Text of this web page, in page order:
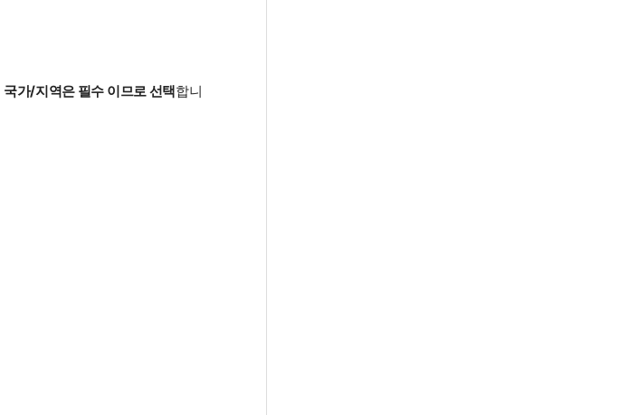
국가/지역은 필수 이므로 선택합니